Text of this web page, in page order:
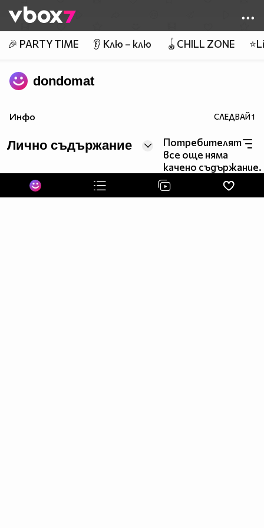
👾
🎉 PARTY TIME 👂 Клю – клю 🪀CHILL ZONE
dondomat
Инфо СЛЕДВАЙ1
Лично съдържание
Потребителят
все още няма
качено съдържание.